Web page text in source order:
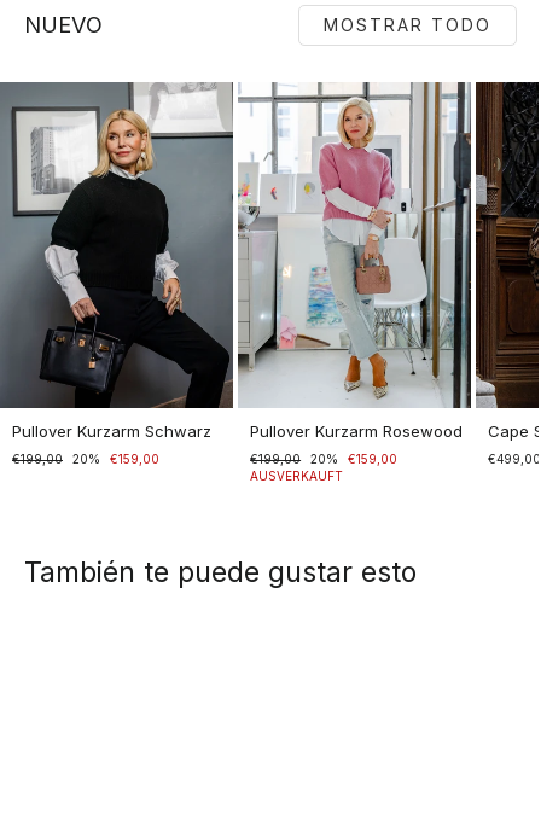
NUEVO MOSTRAR TODO
Pullover Kurzarm Schwarz
Normaler
€199,00
Sonderpreis20% €159,00
Pullover Kurzarm Rosewood
Normaler
Preis
€199,00
Sonderpreis20%
€159,00
AUSVERKAUFT
Cape
€499,00
También te puede gustar esto